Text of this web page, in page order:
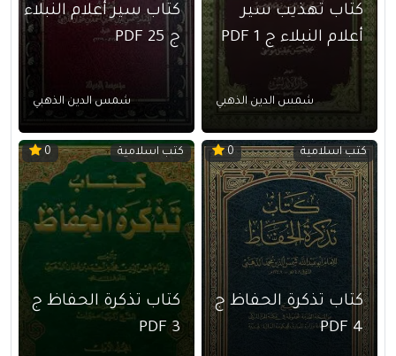
كتاب تهذيب سير
أعلام النبلاء ج 1 PDF
شمس الدين الذهبي
كتاب سير أعلام النبلاء
ج 25 PDF
شمس الدين الذهبي
كتب اسلامية 0
كتاب تذكرة الحفاظ ج
4 PDF
كتب اسلامية 0
كتاب تذكرة الحفاظ ج
3 PDF